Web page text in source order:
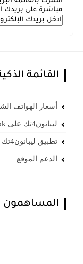
مباشرة على بريدك
القائمة
أسعار الهواتف
ليبانون4تك على TikTok
تطبيق ليبانون4تك في المتجر
الدعم الموقع
المساهمون